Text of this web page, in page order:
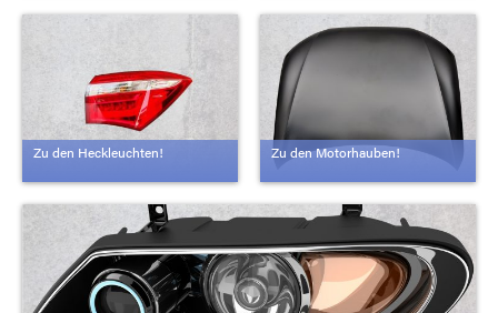
Zu den Heckleuchten! Zu den Motorhauben!